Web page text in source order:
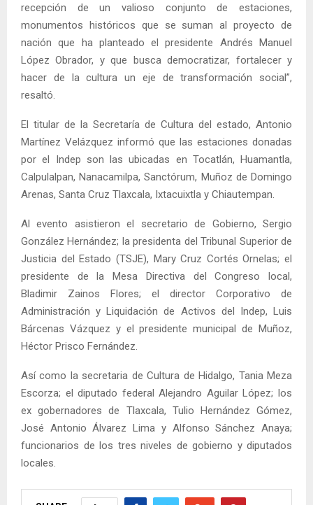
recepción de un valioso conjunto de estaciones,
monumentos históricos que se suman al proyecto de
nación que ha planteado el presidente Andrés Manuel
López Obrador, y que busca democratizar, fortalecer y
hacer de la cultura un eje de transformación social”,
resaltó.
El titular de la Secretaría de Cultura del estado, Antonio
Martínez Velázquez informó que las estaciones donadas
por el Indep son las ubicadas en Tocatlán, Huamantla,
Calpulalpan, Nanacamilpa, Sanctórum, Muñoz de Domingo
Arenas, Santa Cruz Tlaxcala, Ixtacuixtla y Chiautempan.
Al evento asistieron el secretario de Gobierno, Sergio
González Hernández; la presidenta del Tribunal Superior de
Justicia del Estado (TSJE), Mary Cruz Cortés Ornelas; el
presidente de la Mesa Directiva del Congreso local,
Bladimir Zainos Flores; el director Corporativo de
Administración y Liquidación de Activos del Indep, Luis
Bárcenas Vázquez y el presidente municipal de Muñoz,
Héctor Prisco Fernández.
Así como la secretaria de Cultura de Hidalgo, Tania Meza
Escorza; el diputado federal Alejandro Aguilar López; los
ex gobernadores de Tlaxcala, Tulio Hernández Gómez,
José Antonio Álvarez Lima y Alfonso Sánchez Anaya;
funcionarios de los tres niveles de gobierno y diputados
locales.